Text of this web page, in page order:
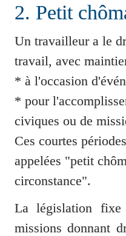
2. Petit
Un travailleur a le
travail, avec
* à l'occasion
* pour
civiques ou de
Ces courtes
appelées "petit
circonstance".
La législation fixe
missions donnant